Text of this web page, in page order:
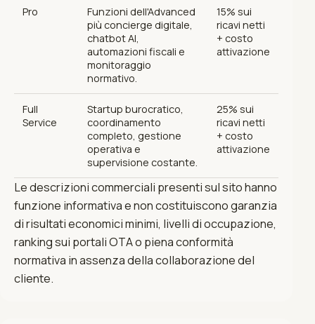
Pro
Funzioni dell'Advanced
più concierge digitale,
chatbot AI,
automazioni fiscali e
monitoraggio
normativo.
15% sui
ricavi netti
+ costo
attivazione
Full
Service
Startup burocratico,
coordinamento
completo, gestione
operativa e
supervisione costante.
25% sui
ricavi netti
+ costo
attivazione
Le descrizioni commerciali presenti sul sito hanno
funzione informativa e non costituiscono garanzia
di risultati economici minimi, livelli di occupazione,
ranking sui portali OTA o piena conformità
normativa in assenza della collaborazione del
cliente.